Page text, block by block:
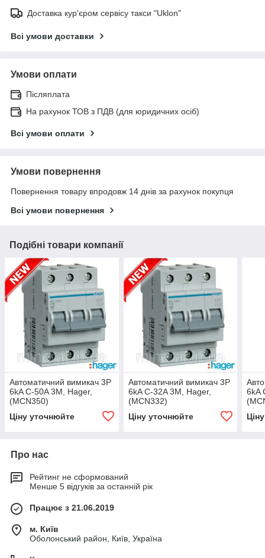
Доставка кур'єром сервісу такси "Uklon"
Всі умови доставки
Умови оплати
Післяплата
На рахунок ТОВ з ПДВ (для юридичних осіб)
Всі умови оплати
Умови повернення
Повернення товару впродовж 14 днів за рахунок покупця
Всі умови повернення
Подібні товари компанії
Автоматичний вимикач 3P
6kA C-50A 3M, Hager,
(MCN350)
Ціну уточнюйте
Автоматичний вимикач 3P
6kA C-32A 3M, Hager,
(MCN332)
Ціну уточнюйте
6kA
Про нас
Рейтинг не сформований
Менше 5 відгуків за останній рік
Працює з 21.06.2019
м. Київ
Оболонський район, Київ, Україна